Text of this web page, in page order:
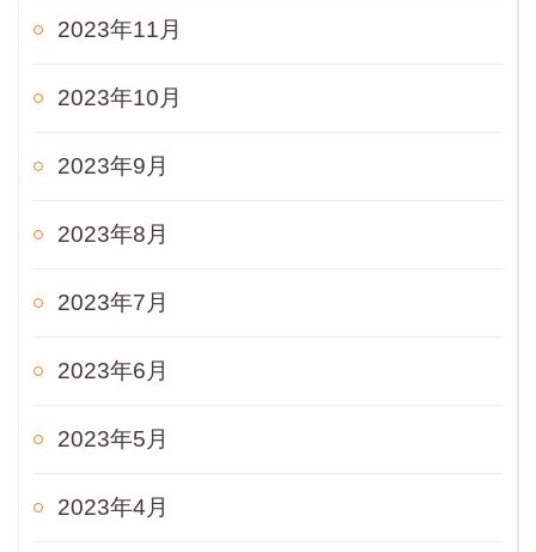
2023年11月
2023年10月
2023年9月
2023年8月
2023年7月
2023年6月
2023年5月
2023年4月